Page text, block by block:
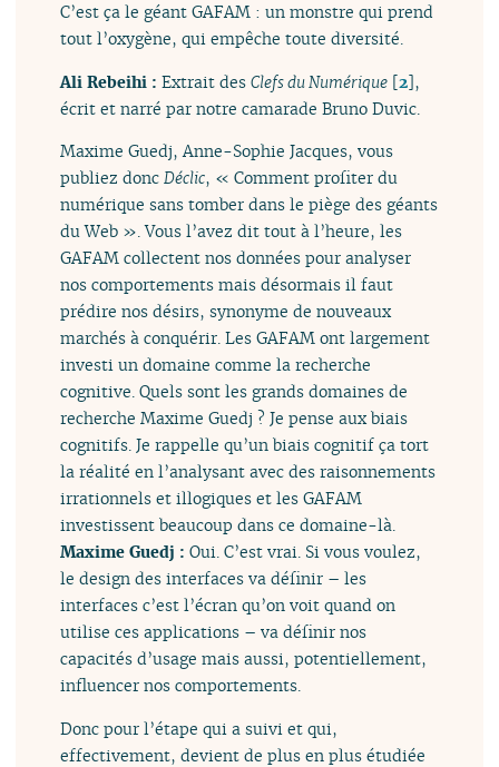
C’est ça le géant GAFAM : un monstre qui prend
tout l’oxygène, qui empêche toute diversité.
Ali Rebeihi :Extrait desClefs du Numérique [2],
écrit et narré par notre camarade Bruno Duvic.
Maxime Guedj, Anne-Sophie Jacques, vous
publiez doncDéclic, « Comment profiter du
numérique sans tomber dans le piège des géants
du Web ». Vous l’avez dit tout à l’heure, les
GAFAM collectent nos données pour analyser
nos comportements mais désormais il faut
prédire nos désirs, synonyme de nouveaux
marchés à conquérir. Les GAFAM ont largement
investi un domaine comme la recherche
cognitive. Quels sont les grands domaines de
recherche Maxime Guedj ? Je pense aux biais
cognitifs. Je rappelle qu’un biais cognitif ça tort
la réalité en l’analysant avec des raisonnements
irrationnels et illogiques et les GAFAM
investissent beaucoup dans ce domaine-là.
Maxime Guedj :Oui. C’est vrai. Si vous voulez,
le design des interfaces va définir – les
interfaces c’est l’écran qu’on voit quand on
utilise ces applications – va définir nos
capacités d’usage mais aussi, potentiellement,
influencer nos comportements.
Donc pour l’étape qui a suivi et qui,
effectivement, devient de plus en plus étudiée